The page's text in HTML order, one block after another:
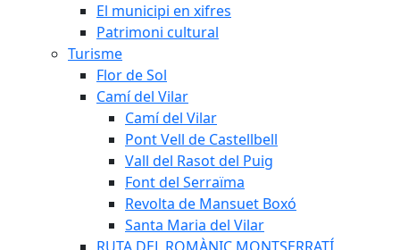
El municipi en xifres
Patrimoni cultural
Turisme
Flor de Sol
Camí del Vilar
Camí del Vilar
Pont Vell de Castellbell
Vall del Rasot del Puig
Font del Serraïma
Revolta de Mansuet Boxó
Santa Maria del Vilar